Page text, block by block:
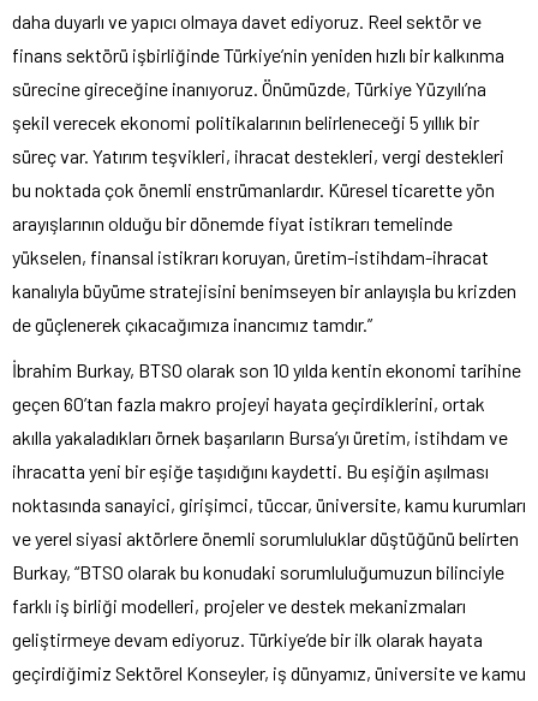
daha duyarlı ve yapıcı olmaya davet ediyoruz. Reel sektör ve
finans sektörü işbirliğinde Türkiye’nin yeniden hızlı bir kalkınma
sürecine gireceğine inanıyoruz. Önümüzde, Türkiye Yüzyılı’na
şekil verecek ekonomi politikalarının belirleneceği 5 yıllık bir
süreç var. Yatırım teşvikleri, ihracat destekleri, vergi destekleri
bu noktada çok önemli enstrümanlardır. Küresel ticarette yön
arayışlarının olduğu bir dönemde fiyat istikrarı temelinde
yükselen, finansal istikrarı koruyan, üretim-istihdam-ihracat
kanalıyla büyüme stratejisini benimseyen bir anlayışla bu krizden
de güçlenerek çıkacağımıza inancımız tamdır.”
İbrahim Burkay, BTSO olarak son 10 yılda kentin ekonomi tarihine
geçen 60’tan fazla makro projeyi hayata geçirdiklerini, ortak
akılla yakaladıkları örnek başarıların Bursa’yı üretim, istihdam ve
ihracatta yeni bir eşiğe taşıdığını kaydetti. Bu eşiğin aşılması
noktasında sanayici, girişimci, tüccar, üniversite, kamu kurumları
ve yerel siyasi aktörlere önemli sorumluluklar düştüğünü belirten
Burkay, “BTSO olarak bu konudaki sorumluluğumuzun bilinciyle
farklı iş birliği modelleri, projeler ve destek mekanizmaları
geliştirmeye devam ediyoruz. Türkiye’de bir ilk olarak hayata
geçirdiğimiz Sektörel Konseyler, iş dünyamız, üniversite ve kamu